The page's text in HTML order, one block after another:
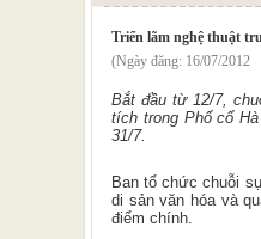
Triển lãm nghệ thuật
(Ngày đăng: 16/07/2012
Bắt đầu từ 12/7,
tích trong Phố cổ
31/7.
Ban tổ chức chuỗi
di sản văn hóa và
điểm chính.